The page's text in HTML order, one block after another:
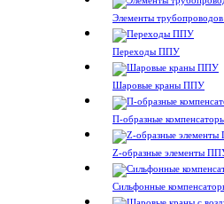
Элементы
Переходы ППУ
Шаровые краны ППУ
П-образные
Z-образные элементы
Сильфонные